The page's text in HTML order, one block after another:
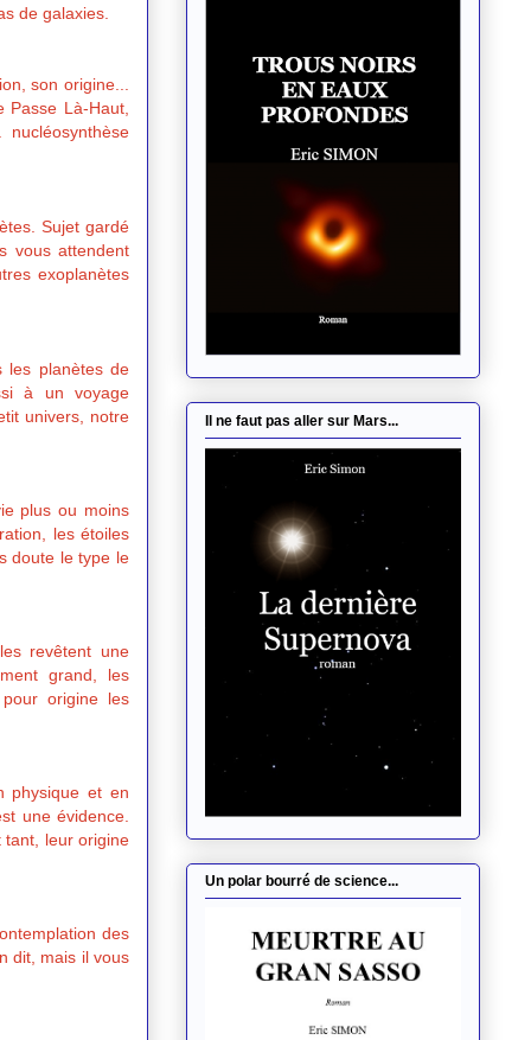
de galaxies.
son origine...
Là-Haut,
Sujet gardé
vous attendent
exoplanètes
les planètes de
à un voyage
univers, notre
plus ou moins
les étoiles
doute le type le
revêtent une
grand, les
origine les
physique et en
une évidence.
tant, leur origine
des
dit, mais il vous
Il ne faut pas aller sur Mars...
Un polar bourré de science...